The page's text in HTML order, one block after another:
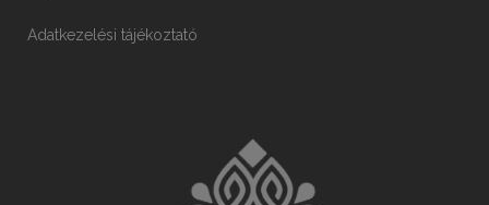
Adatkezelési tájékoztató